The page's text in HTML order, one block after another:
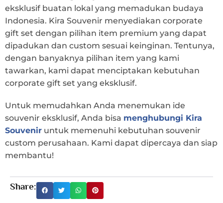
eksklusif buatan lokal yang memadukan budaya
Indonesia. Kira Souvenir menyediakan corporate
gift set dengan pilihan item premium yang dapat
dipadukan dan custom sesuai keinginan. Tentunya,
dengan banyaknya pilihan item yang kami
tawarkan, kami dapat menciptakan kebutuhan
corporate gift set yang eksklusif.
Untuk memudahkan Anda menemukan ide
souvenir eksklusif, Anda bisa menghubungi Kira
Souvenir untuk memenuhi kebutuhan souvenir
custom perusahaan. Kami dapat dipercaya dan siap
membantu!
Share: